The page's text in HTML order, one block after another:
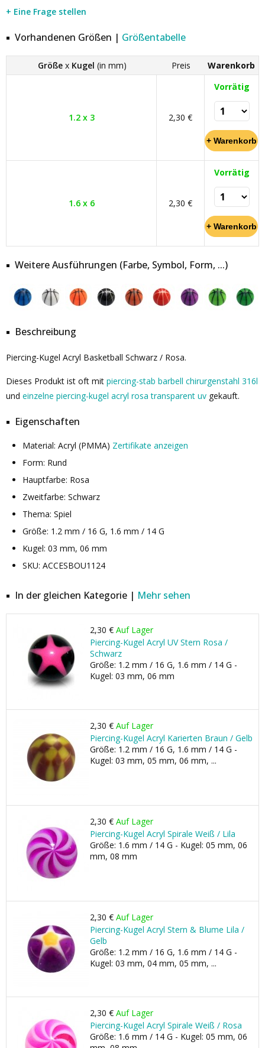
+ Eine Frage stellen
Vorhandenen Größen | Größentabelle
Größex Kugel (in mm) Preis Warenkorb
1.2 x 3 2,30 €
Vorrätig
1.6 x 6 2,30 €
Vorrätig
Weitere Ausführungen (Farbe, Symbol, Form, ...)
Beschreibung
Piercing-Kugel Acryl Basketball Schwarz / Rosa.
Dieses Produkt ist oft mit piercing-stab barbell chirurgenstahl 316l
und einzelne piercing-kugel acryl rosa transparent uv gekauft.
Eigenschaften
Material: Acryl (PMMA) Zertifikate anzeigen
Form: Rund
Hauptfarbe: Rosa
Zweitfarbe: Schwarz
Thema: Spiel
Größe: 1.2 mm / 16 G, 1.6 mm / 14 G
Kugel: 03 mm, 06 mm
SKU: ACCESBOU1124
In der gleichen Kategorie | Mehr sehen
2,30 € Auf Lager
Piercing-Kugel Acryl UV Stern Rosa /
Schwarz
Größe: 1.2 mm / 16 G, 1.6 mm / 14 G -
Kugel: 03 mm, 06 mm
2,30 € Auf Lager
Piercing-Kugel Acryl Karierten Braun / Gelb
Größe: 1.2 mm / 16 G, 1.6 mm / 14 G -
Kugel: 03 mm, 05 mm, 06 mm, ...
2,30 € Auf Lager
Piercing-Kugel Acryl Spirale Weiß / Lila
Größe: 1.6 mm / 14 G - Kugel: 05 mm, 06
mm, 08 mm
2,30 € Auf Lager
Piercing-Kugel Acryl Stern & Blume Lila /
Gelb
Größe: 1.2 mm / 16 G, 1.6 mm / 14 G -
Kugel: 03 mm, 04 mm, 05 mm, ...
2,30 € Auf Lager
Piercing-Kugel Acryl Spirale Weiß / Rosa
Größe: 1.6 mm / 14 G - Kugel: 05 mm, 06